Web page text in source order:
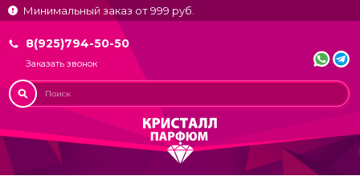
Минимальный заказ от 999 руб.
8(925)794-50-50
Заказать звонок